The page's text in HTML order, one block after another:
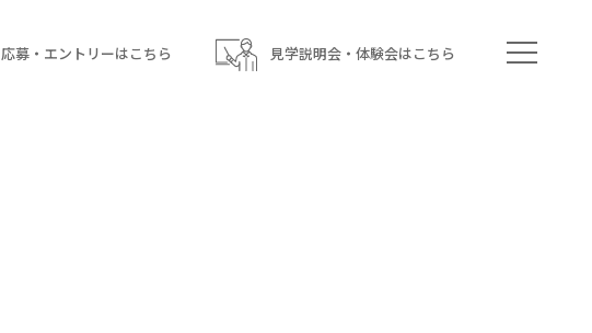
応募・エントリーはこちら 見学説明会・体験会はこちら